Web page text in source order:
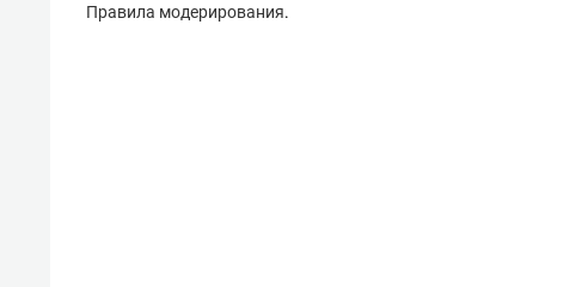
Правила модерирования.